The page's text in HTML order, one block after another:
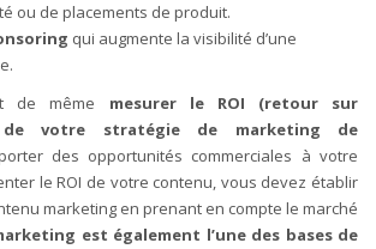
ou de placements de produit.
qui augmente la visibilité d’une
de même mesurer le ROI (retour sur
de votre stratégie de marketing de
des opportunités commerciales à votre
le ROI de votre contenu, vous devez établir
marketing en prenant en compte le marché
est également l’une des bases de